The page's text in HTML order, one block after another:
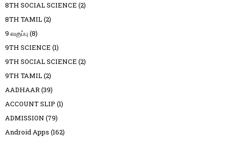
8TH SOCIAL SCIENCE (2)
8TH TAMIL(2)
9 வகுப்பு (8)
9TH SCIENCE (1)
9TH SOCIAL SCIENCE (2)
9TH TAMIL(2)
AADHAAR(39)
ACCOUNT SLIP (1)
ADMISSION (79)
Android Apps (162)